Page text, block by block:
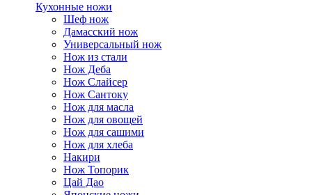
Кухонные ножи
Шеф нож
Дамасский нож
Универсальный нож
Нож из стали
Нож Деба
Нож Слайсер
Нож Сантоку
Нож для масла
Нож для овощей
Нож для сашими
Нож для хлеба
Накири
Нож Топорик
Цай Дао